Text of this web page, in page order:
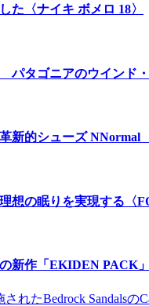
た〈ナイキ ボメロ 18〉
パタゴニアのウインド
新的シューズ NNormal
想の眠りを実現する〈
新作「EKIDEN PACK
れたBedrock Sandalsの